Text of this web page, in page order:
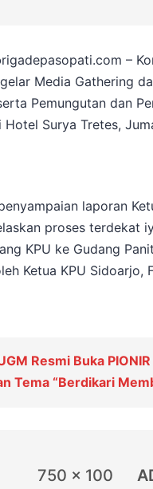
–
Media Gathering
Pemungutan dan
Hotel Surya Tretes,
laporan
proses terdekat
KPU ke Gudang
Ketua KPU Sidoarjo,
Resmi Buka
Tema “Berdikari
750 x 100